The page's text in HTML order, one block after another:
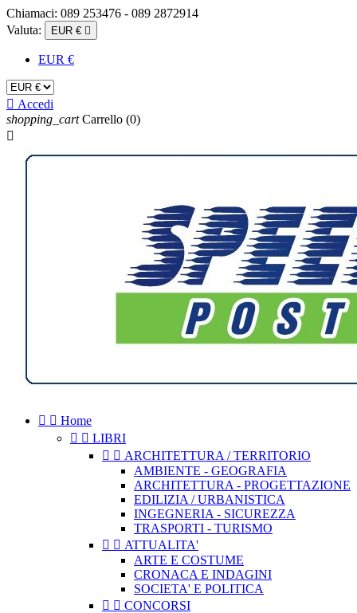
Chiamaci: 089 253476 - 089 2872914
Valuta:
EUR € 
EUR €
 Accedi
shopping_cart Carrello (0)

  Home
  LIBRI
  ARCHITETTURA / TERRITORIO
AMBIENTE - GEOGRAFIA
ARCHITETTURA - PROGETTAZIONE
EDILIZIA / URBANISTICA
INGEGNERIA - SICUREZZA
TRASPORTI - TURISMO
  ATTUALITA'
ARTE E COSTUME
CRONACA E INDAGINI
SOCIETA' E POLITICA
  CONCORSI